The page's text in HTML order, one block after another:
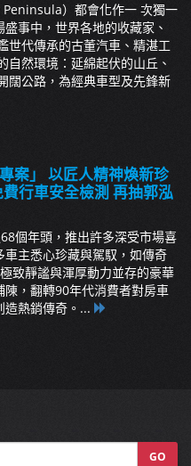
）都會化作一 次獨一
事中，世界各地的收藏家、
世代傳承的古董汽車、精湛工
然環境：延綿起伏的山丘、
闊公路，為經典車型及先鋒新
案」 以匠人精神煥新珍
行車安全檢測 再抽郭泓
個年頭，推出許多深受市場喜
主悉心珍藏與駕馭，如傳奇
致靜謐與渾厚動力並存的豪華
，翻轉90年代消費者對房車
造熱銷傳奇。...
GO